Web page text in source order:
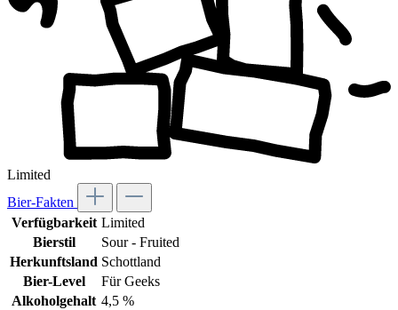
Limited
Bier-Fakten
Verfügbarkeit Limited
Bierstil
Sour - Fruited
Herkunftsland Schottland
Bier-Level
Für Geeks
Alkoholgehalt 4,5 %